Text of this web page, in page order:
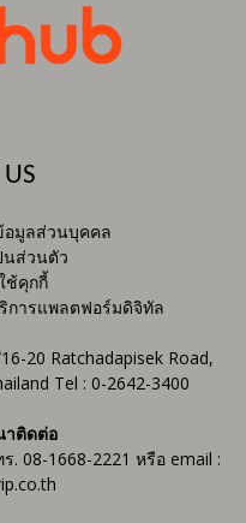
อมูลส่วนบุคคล
นส่วนตัว
ช้คุกกี้
การแพลตฟอร์มดิจิทัล
20 Ratchadapisek Road,
Tel : 0-2642-3400
ติดต่อ
08-1668-2221 หรือ email :